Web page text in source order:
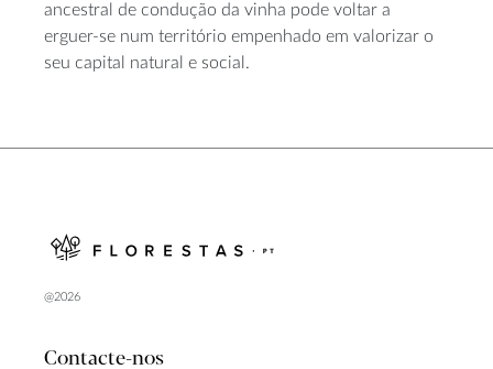
ancestral de condução da vinha pode voltar a
erguer-se num território empenhado em valorizar o
seu capital natural e social.
@2026
Contacte-nos